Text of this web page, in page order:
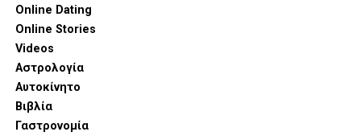
Ευάγγελος Καρβούνης, ο βραβευμένος χειρουργός
ενδοκρινών αδένων!
Online Dating
Online Stories
Videos
Αστρολογία
Αυτοκίνητο
Βιβλία
Γαστρονομία